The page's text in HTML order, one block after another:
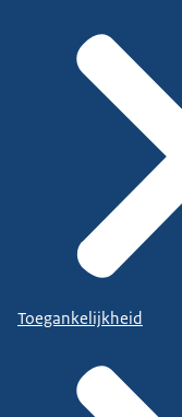
Toegankelijkheid